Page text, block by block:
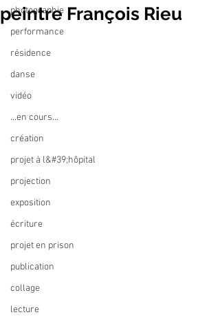
photographie
performance
résidence
danse
vidéo
...en cours...
création
projet à l&#39;hôpital
projection
exposition
écriture
projet en prison
publication
collage
lecture
peintre François Rieu